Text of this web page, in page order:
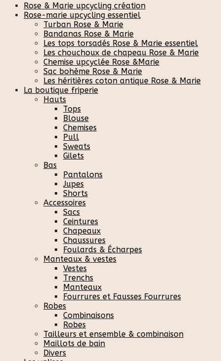
Rose & Marie upcycling création
Rose-marie upcycling essentiel
Turban Rose & Marie
Bandanas Rose & Marie
Les tops torsadés Rose & Marie essentiel
Les chouchoux de chapeau Rose & Marie
Chemise upcyclée Rose &Marie
Sac bohème Rose & Marie
Les héritières coton antique Rose & Marie
La boutique friperie
Hauts
Tops
Blouse
Chemises
Pull
Sweats
Gilets
Bas
Pantalons
Jupes
Shorts
Accessoires
Sacs
Ceintures
Chapeaux
Chaussures
Foulards & Écharpes
Manteaux & vestes
Vestes
Trenchs
Manteaux
Fourrures et Fausses Fourrures
Robes
Combinaisons
Robes
Tailleurs et ensemble & combinaison
Maillots de bain
Divers